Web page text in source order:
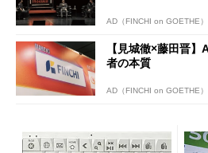
AD（FINCHI on GOETHE）
【見城徹×藤田晋
者の本質
AD（FINCHI on GOETHE）